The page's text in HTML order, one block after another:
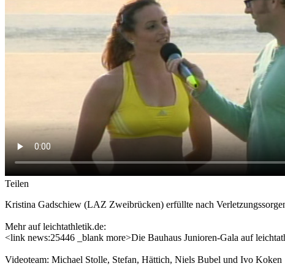
Teilen
Kristina Gadschiew (LAZ Zweibrücken) erfüllte nach
Mehr auf leichtathletik.de:
<link news:25446 _blank more>Die Bauhaus Junioren-Gala auf
Videoteam: Michael Stolle, Stefan, Hättich, Niels Bubel und Ivo Koken